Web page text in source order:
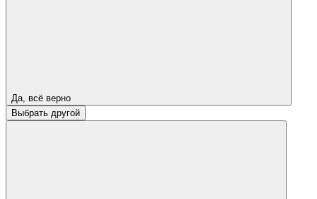
Да, всё верно
Выбрать другой